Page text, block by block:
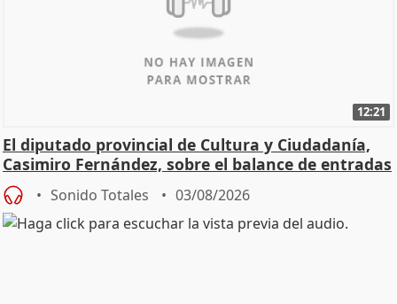
12:21
El diputado provincial de Cultura y Ciudadanía,
Casimiro Fernández, sobre el balance de entradas
Sonido Totales 03/08/2026